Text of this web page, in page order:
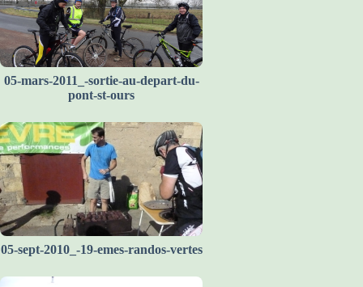
05-mars-2011_-sortie-au-depart-du-
pont-st-ours
05-sept-2010_-19-emes-randos-vertes